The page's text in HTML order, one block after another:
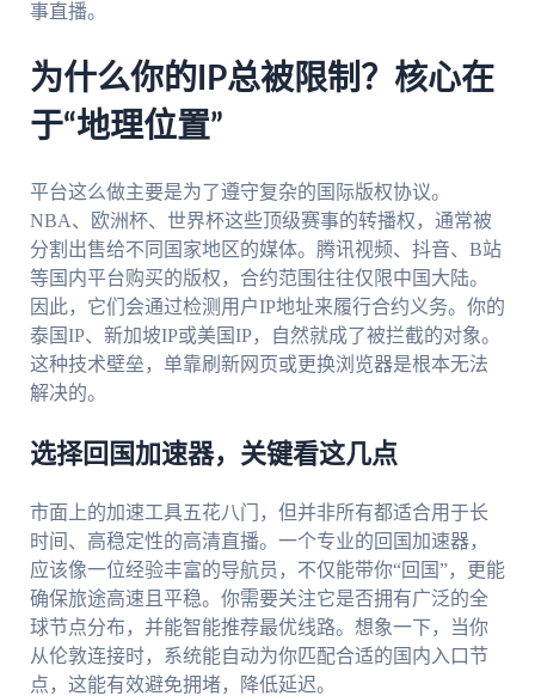
事直播。
为什么你的IP总被限制？核心在
于“地理位置”
平台这么做主要是为了遵守复杂的国际版权协议。
NBA、欧洲杯、世界杯这些顶级赛事的转播权，通常被
分割出售给不同国家地区的媒体。腾讯视频、抖音、B站
等国内平台购买的版权，合约范围往往仅限中国大陆。
因此，它们会通过检测用户IP地址来履行合约义务。你的
泰国IP、新加坡IP或美国IP，自然就成了被拦截的对象。
这种技术壁垒，单靠刷新网页或更换浏览器是根本无法
解决的。
选择回国加速器，关键看这几点
市面上的加速工具五花八门，但并非所有都适合用于长
时间、高稳定性的高清直播。一个专业的回国加速器，
应该像一位经验丰富的导航员，不仅能带你“回国”，更能
确保旅途高速且平稳。你需要关注它是否拥有广泛的全
球节点分布，并能智能推荐最优线路。想象一下，当你
从伦敦连接时，系统能自动为你匹配合适的国内入口节
点，这能有效避免拥堵，降低延迟。